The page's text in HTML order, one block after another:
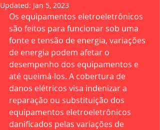
Updated: Jan 5, 2023
Os equipamentos eletroeletrônicos
são feitos para funcionar sob uma
fonte e tensão de energia, variações
de energia podem afetar o
desempenho dos equipamentos e
até queimá-los. A cobertura de
danos elétricos visa indenizar a
reparação ou substituição dos
equipamentos eletroeletrônicos
danificados pelas variações de